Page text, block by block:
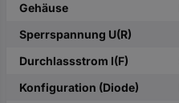
Gehäuse
Sperrspannung U(R)
Durchlassstrom I(F)
Konfiguration (Diode)